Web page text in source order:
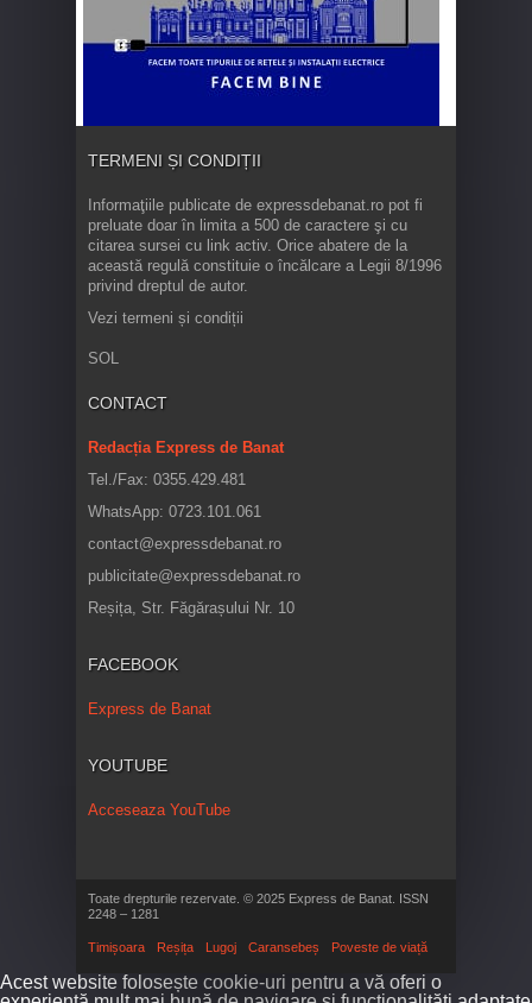
TERMENI ȘI CONDIȚII
Informaţiile publicate de expressdebanat.ro pot fi
preluate doar în limita a 500 de caractere şi cu
citarea sursei cu link activ. Orice abatere de la
această regulă constituie o încălcare a Legii 8/1996
privind dreptul de autor.
Vezi termeni și condiții
SOL
CONTACT
Redacția Express de Banat
Tel./Fax: 0355.429.481
WhatsApp: 0723.101.061
contact@expressdebanat.ro
publicitate@expressdebanat.ro
Reșița, Str. Făgărașului Nr. 10
FACEBOOK
Express de Banat
YOUTUBE
Acceseaza YouTube
Toate drepturile rezervate. © 2025 Express de Banat. ISSN
2248 – 1281
Timișoara Reșița Lugoj Caransebeș Poveste de viață
Acest website folosește cookie-uri pentru a vă oferi o